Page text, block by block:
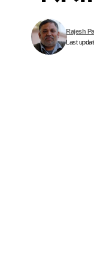
Last
Rajesh